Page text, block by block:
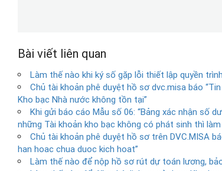
Bài viết liên quan
Làm thế nào khi ký số gặp lỗi thiết lập quyền
Chủ tài khoản phê duyệt hồ sơ dvc.misa báo
Kho bạc Nhà nước không tồn tại”
Khi gửi báo cáo Mẫu số 06: “Bảng xác nhận số
những Tài khoản kho bạc không có phát sinh thì
Chủ tài khoản phê duyệt hồ sơ trên DVC.MISA
han hoac chua duoc kich hoat”
Làm thế nào để nộp hồ sơ rút dự toán lương,